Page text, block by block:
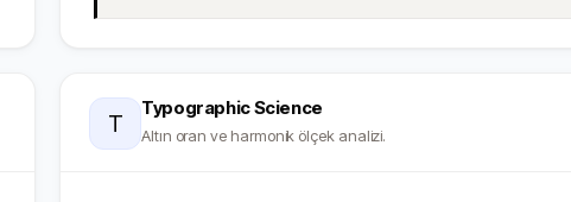
T
Typographic Science
Altın oran ve harmonik ölçek analizi.